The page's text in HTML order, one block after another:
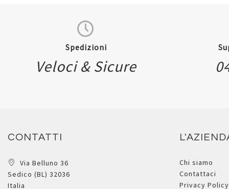
Spedizioni
Veloci & Sicure
CONTATTI
Via Belluno 36
Sedico (BL) 32036
Italia
Chi siamo
Contattaci
Privacy Policy